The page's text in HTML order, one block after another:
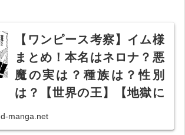
【ワンピース考察】イム様
まとめ！本名はネロナ？悪
魔の実は？種族は？性別
は？【世界の王】【地獄に
d-manga.net